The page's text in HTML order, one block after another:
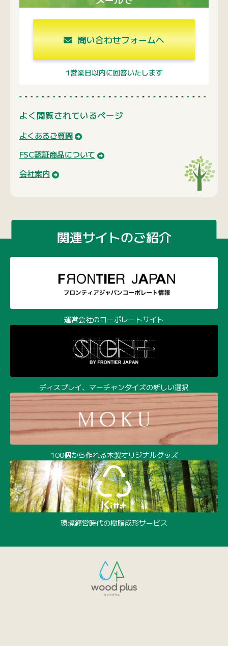
問い合わせフォームへ
1営業日以内に回答いたします
よく閲覧されているページ
よくあるご質問
FSC認証商品について
会社案内
関連サイトのご紹介
運営会社のコーポレートサイト
ディスプレイ、マーチャンダイズの新しい選択
100個から作れる木製オリジナルグッズ
環境経営時代の樹脂成形サービス